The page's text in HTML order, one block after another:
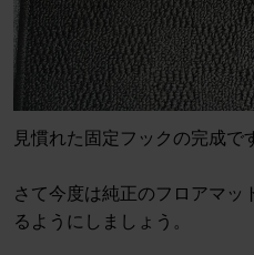
見慣れた固定フックの完成で
さて今度は純正のフロアマッ
るようにしましょう。